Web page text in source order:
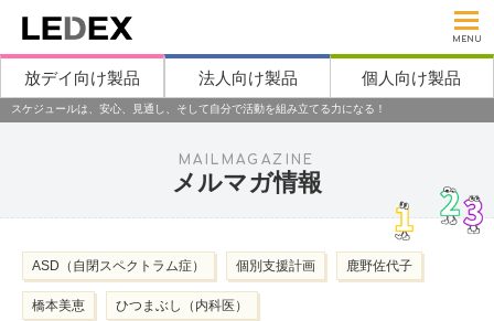
MENU
放デイ向け製品 法人向け製品 個人向け製品
スケジュールは、安心、見通し、そして自分で活動を組み立てる力になる！
MAILMAGAZINE
メルマガ情報
ASD（自閉スペクトラム症） 個別支援計画 鹿野佐代子
橋本美恵 ひつまぶし（内科医）